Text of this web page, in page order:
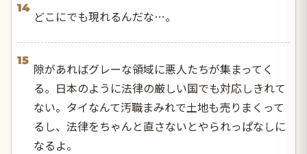
14
どこにでも現れるんだな…。
15
隙があればグレーな領域に悪人たちが集まってく
る。日本のように法律の厳しい国でも対応しきれて
ない。タイなんて汚職まみれで土地も売りまくって
るし、法律をちゃんと直さないとやられっぱなしに
なるよ。